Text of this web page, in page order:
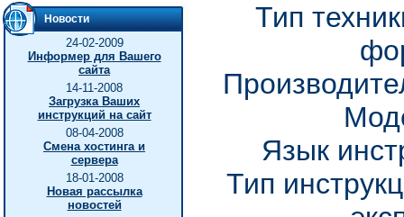
Новости
24-02-2009
Информер для Вашего
сайта
14-11-2008
Загрузка Ваших
инструкций на сайт
08-04-2008
Смена хостинга и
сервера
18-01-2008
Новая рассылка
новостей
Тип
Язык
Тип